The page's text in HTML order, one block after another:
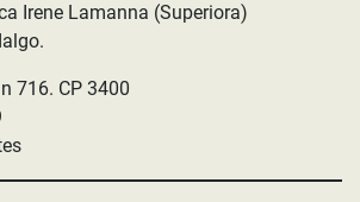
Irene Lamanna (Superiora)
716. CP 3400